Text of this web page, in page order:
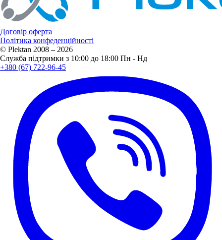
Договір оферта
Політика конфеденційності
© Plektan 2008 – 2026
Служба підтримки з 10:00 до 18:00 Пн - Нд
+380 (67) 722-96-45